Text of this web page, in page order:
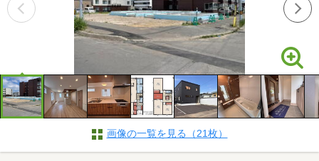
画像の一覧を見る（21枚）